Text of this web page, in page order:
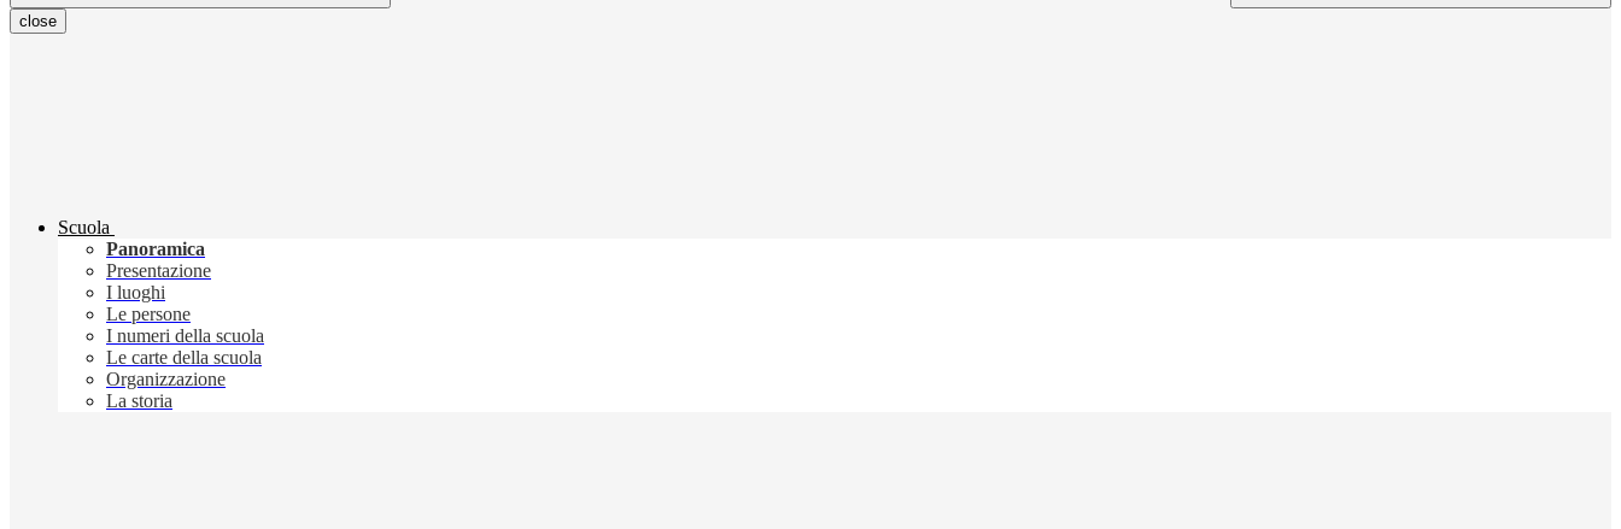
close
Scuola
Panoramica
Presentazione
I luoghi
Le persone
I numeri della scuola
Le carte della scuola
Organizzazione
La storia